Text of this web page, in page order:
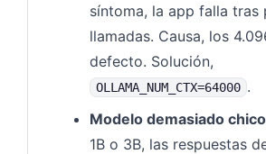
síntoma, la app falla tras
llamadas. Causa, los
defecto. Solución,
OLLAMA_NUM_CTX=64000 .
Modelo demasiado
1B o 3B, las respuestas